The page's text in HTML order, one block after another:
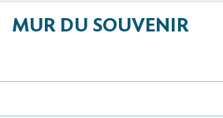
MUR DU SOUVENIR